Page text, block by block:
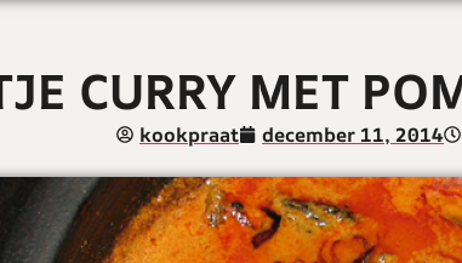
CURRY MET
kookpraat december 11, 2014